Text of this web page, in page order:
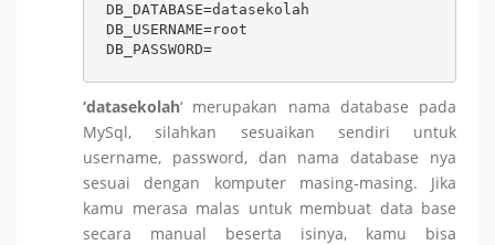
DB_DATABASE=datasekolah
DB_USERNAME=root
DB_PASSWORD=
‘datasekolah‘ merupakan nama database pada
MySql, silahkan sesuaikan sendiri untuk
username, password, dan nama database nya
sesuai dengan komputer masing-masing. Jika
kamu merasa malas untuk membuat data base
secara manual beserta isinya, kamu bisa